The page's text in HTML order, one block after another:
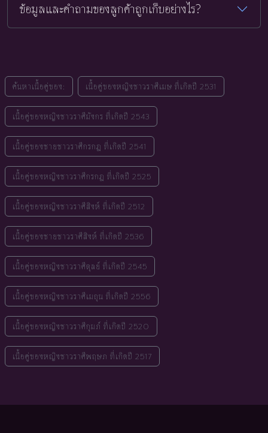
ข้อมูลและคำถามของลูกค้าถูกเก็บอย่างไร?
ค้นหาเนื้อคู่ของ: เนื้อคู่ของหญิงชาวราศีเมษ ที่เกิดปี 2531
เนื้อคู่ของหญิงชาวราศีมังกร ที่เกิดปี 2543
เนื้อคู่ของชายชาวราศีกรกฎ ที่เกิดปี 2541
เนื้อคู่ของหญิงชาวราศีกรกฎ ที่เกิดปี 2525
เนื้อคู่ของหญิงชาวราศีสิงห์ ที่เกิดปี 2512
เนื้อคู่ของชายชาวราศีสิงห์ ที่เกิดปี 2536
เนื้อคู่ของหญิงชาวราศีตุลย์ ที่เกิดปี 2545
เนื้อคู่ของหญิงชาวราศีเมถุน ที่เกิดปี 2556
เนื้อคู่ของหญิงชาวราศีกุมภ์ ที่เกิดปี 2520
เนื้อคู่ของหญิงชาวราศีพฤษภ ที่เกิดปี 2517